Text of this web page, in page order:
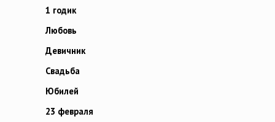
1 годик
Любовь
Девичник
Свадьба
Юбилей
23 февраля